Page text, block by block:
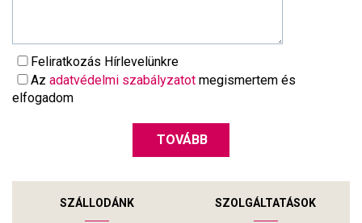
Feliratkozás Hírlevelünkre
Az adatvédelmi szabályzatot megismertem és
elfogadom
TOVÁBB
SZÁLLODÁNK SZOLGÁLTATÁSOK